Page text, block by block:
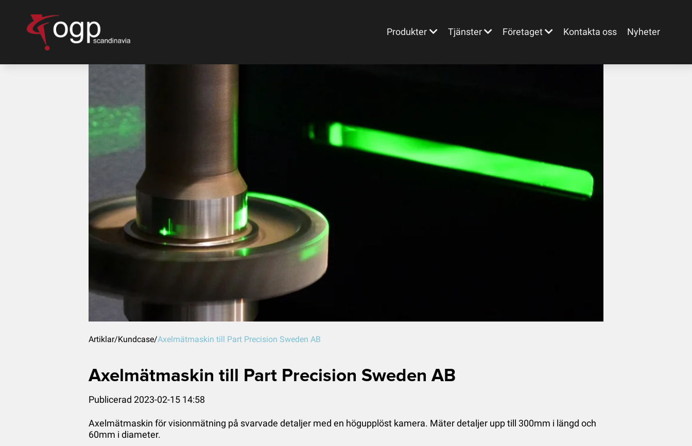
Produkter Tjänster Företaget Kontakta oss Nyheter
Artiklar/Kundcase/Axelmätmaskin till Part Precision Sweden AB
Axelmätmaskin till Part Precision Sweden AB
Publicerad 2023-02-15 14:58
Axelmätmaskin för visionmätning på svarvade detaljer med en högupplöst kamera. Mäter detaljer upp till 300mm i längd och
60mm i diameter.